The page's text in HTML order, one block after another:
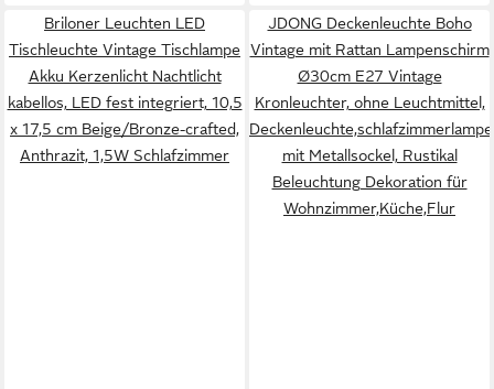
Briloner Leuchten LED
Tischleuchte Vintage Tischlampe
Akku Kerzenlicht Nachtlicht
kabellos, LED fest integriert, 10,5
x 17,5 cm Beige/Bronze-crafted,
Anthrazit, 1,5W Schlafzimmer
JDONG Deckenleuchte Boho
Vintage mit Rattan Lampenschirm
Ø30cm E27 Vintage
Kronleuchter, ohne Leuchtmittel,
mit Metallsockel, Rustikal
Beleuchtung Dekoration für
Wohnzimmer,Küche,Flur